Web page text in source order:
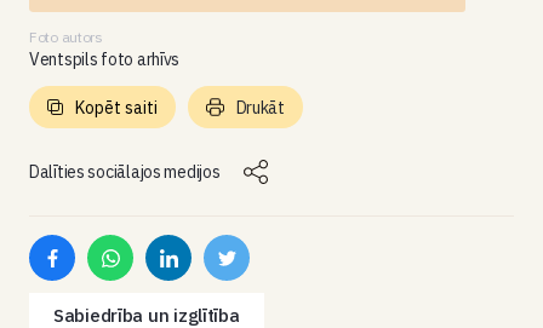
Foto autors
Ventspils foto arhīvs
Dalīties sociālajos medijos
Kopēt saiti Drukāt
Sabiedrība un izglītība